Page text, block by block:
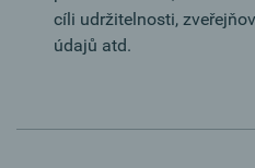
cíli udržitelnosti,
údajů atd.